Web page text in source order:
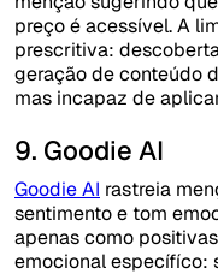
preço é acessível. A
prescritiva:
geração de conteúdo
mas incapaz de
9. Goodie AI
Goodie AI rastreia
sentimento e tom
apenas como
emocional específíco: